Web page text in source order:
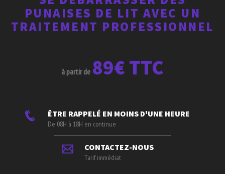
PUNAISES DE LIT AVEC UN
TRAITEMENT PROFESSIONNEL
à partir de 89€ TTC
ÊTRE RAPPELÉ EN MOINS D'UNE HEURE
De 08H à 18H en continue
CONTACTEZ-NOUS
Tarif immédiat